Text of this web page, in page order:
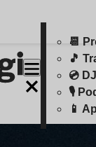
📆
🎵
💿
🎙️
📱